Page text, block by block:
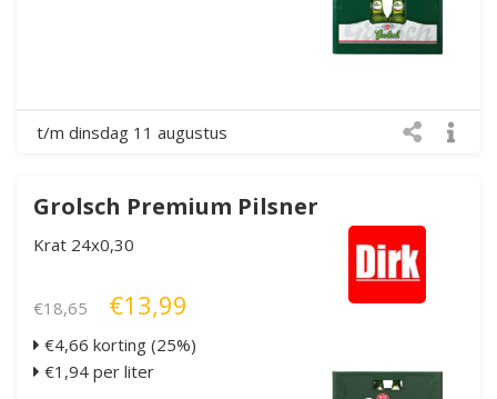
t/m dinsdag 11 augustus
Grolsch Premium Pilsner
Krat 24x0,30
€18,65 €13,99
€4,66 korting (25%)
€1,94 per liter